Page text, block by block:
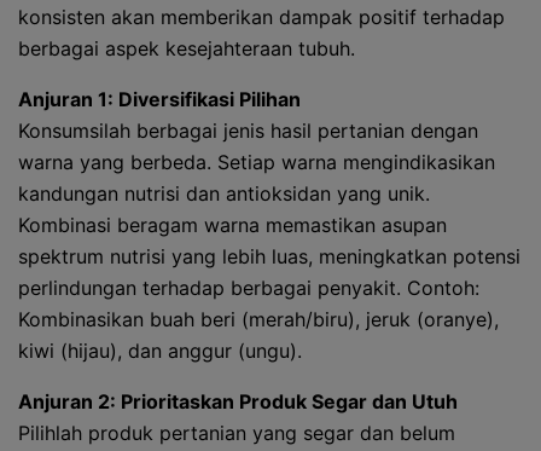
konsisten akan memberikan dampak positif terhadap
berbagai aspek kesejahteraan tubuh.
Anjuran 1: Diversifikasi Pilihan
Konsumsilah berbagai jenis hasil pertanian dengan
warna yang berbeda. Setiap warna mengindikasikan
kandungan nutrisi dan antioksidan yang unik.
Kombinasi beragam warna memastikan asupan
spektrum nutrisi yang lebih luas, meningkatkan potensi
perlindungan terhadap berbagai penyakit. Contoh:
Kombinasikan buah beri (merah/biru), jeruk (oranye),
kiwi (hijau), dan anggur (ungu).
Anjuran 2: Prioritaskan Produk Segar dan Utuh
Pilihlah produk pertanian yang segar dan belum